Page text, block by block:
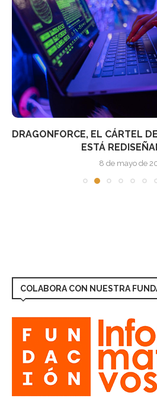
DRAGONFORCE, EL CÁRTEL
ESTÁ
8 de mayo de
COLABORA CON NUESTRA